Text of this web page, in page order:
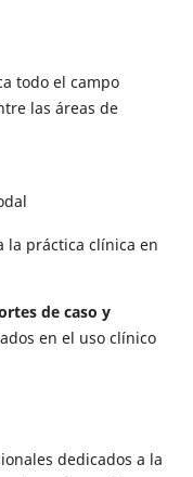
todo el campo
las áreas de
la práctica clínica en
de caso y
en el uso clínico
dedicados a la